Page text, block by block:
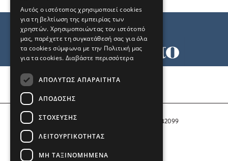
Αριθμός Πιστοποίησης Μ.Η.Τ. 242099
COPYRIGHT © 2026 Το Μανιφέστο
Αυτός ο ιστότοπος χρησιμοποιεί cookies
για τη βελτίωση της εμπειρίας των
χρηστών. Χρησιμοποιώντας τον ιστότοπό
μας, παρέχετε τη συγκατάθεσή σας για όλα
τα cookies σύμφωνα με την Πολιτική μας
για τα cookies. Διαβάστε περισσότερα
ΑΠΟΛΎΤΩΣ ΑΠΑΡΑΊΤΗΤΑ
ΑΠΌΔΟΣΗΣ
ΣΤΌΧΕΥΣΗΣ
ΛΕΙΤΟΥΡΓΙΚΌΤΗΤΑΣ
ΜΗ ΤΑΞΙΝΟΜΗΜΈΝΑ